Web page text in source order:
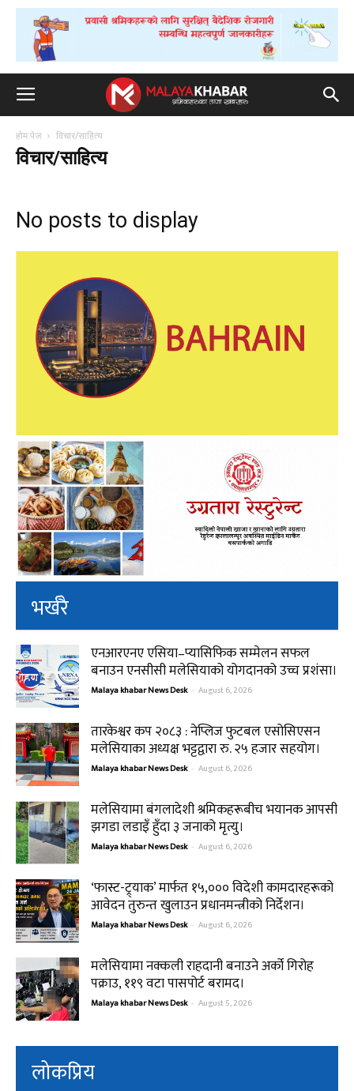
होम पेज विचार/साहित्य
विचार/साहित्य
No posts to display
भर्खरै
एनआरएनए एसिया–प्यासिफिक सम्मेलन सफल
बनाउन एनसीसी मलेसियाको योगदानको उच्च प्रशंसा।
Malaya khabar News Desk - August 6, 2026
तारकेश्वर कप २०८३ : नेप्लिज फुटबल एसोसिएसन
मलेसियाका अध्यक्ष भट्टद्वारा रु. २५ हजार सहयोग।
Malaya khabar News Desk - August 6, 2026
मलेसियामा बंगलादेशी श्रमिकहरूबीच भयानक आपसी
झगडा लडाइँ हुँदा ३ जनाको मृत्यु।
Malaya khabar News Desk - August 6, 2026
‘फास्ट-ट्र्याक’ मार्फत १५,००० विदेशी कामदारहरूको
आवेदन तुरुन्त खुलाउन प्रधानमन्त्रीको निर्देशन।
Malaya khabar News Desk - August 6, 2026
मलेसियामा नक्कली राहदानी बनाउने अर्को गिरोह
पक्राउ, ११९ वटा पासपोर्ट बरामद।
Malaya khabar News Desk - August 5, 2026
लोकप्रिय